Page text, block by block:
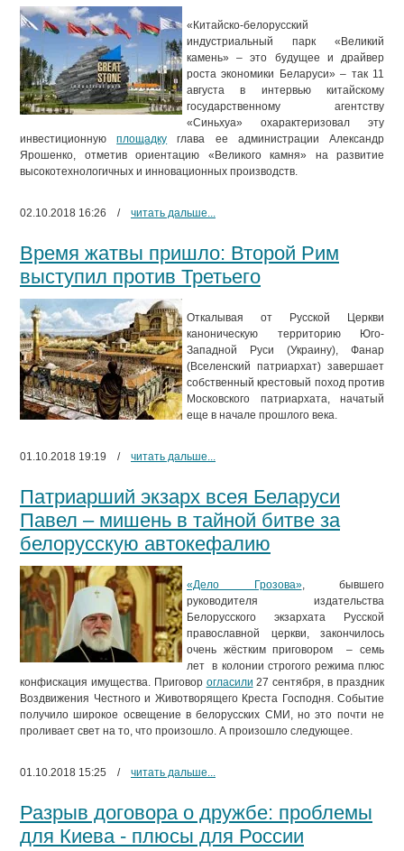
«Китайско-белорусский
индустриальный парк «Великий
камень» – это будущее и драйвер
роста экономики Беларуси» – так 11
августа в интервью китайскому
государственному агентству
«Синьхуа» охарактеризовал эту
инвестиционнуюплощадку глава ее администрации Александр
Ярошенко, отметив ориентацию «Великого камня» на развитие
высокотехнологичных и инновационных производств.
02.10.2018 16:26 / читать дальше...
Время жатвы пришло: Второй Рим
выступил против Третьего
Откалывая от Русской Церкви
каноническую территорию Юго-
Западной Руси (Украину), Фанар
(Вселенский патриархат) завершает
собственный крестовый поход против
Московского патриархата, начатый
еще в начале прошлого века.
01.10.2018 19:19 / читать дальше...
Патриарший экзарх всея Беларуси
Павел – мишень в тайной битве за
белорусскую автокефалию
«Дело Грозова», бывшего
руководителя издательства
Белорусского экзархата Русской
православной церкви, закончилось
очень жёстким приговором – семь
лет в колонии строгого режима плюс
конфискация имущества. Приговор огласили 27 сентября, в праздник
Воздвижения Честного и Животворящего Креста Господня. Событие
получило широкое освещение в белорусских СМИ, но это почти не
проливает свет на то, что произошло. А произошло следующее.
01.10.2018 15:25 / читать дальше...
Разрыв договора о дружбе: проблемы
для Киева - плюсы для России